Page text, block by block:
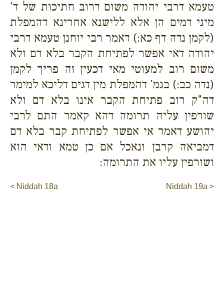
טעמא דרבי יהודה משום דרוב חתיכות של ד'
מיני דמים הן אלא ללישנא אחרינא דהמפלת
(לקמן נדה דף כא:) דאמר רבי יוחנן טעמא דרבי
יהודה דאי אפשר לפתיחת הקבר בלא דם ולא
משום רוב למעוטי מאי דכעין זה פריך לקמן
(נדה כב:) בגמ' דהמפלת מין דגים דליכא למימר
דה"ק רוב פתיחת הקבר אינו בלא דם ולא
שורפין עליה תרומה דהא קאמר התם לרבי
יהושע דאמר אי אפשר לפתיחת קבר בלא דם
דמביאה קרבן ונאכל אם כן טמא ודאי הוא
ושורפין עליו את התרומה:
< Niddah 18a Niddah 19a >